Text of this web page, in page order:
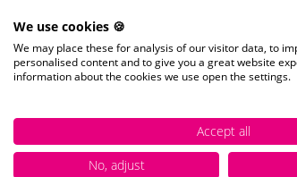
We use cookies 🍪
We may place these for analysis of our visitor data, to
personalised content and to give you a great website
information about the cookies we use open the settings.
Accept all
No, adjust